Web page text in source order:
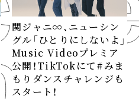
関ジャニ∞、ニューシン
グル「ひとりにしないよ」
Music Videoプレミア
公開！TikTokにて#みま
もりダンスチャレンジも
スタート！